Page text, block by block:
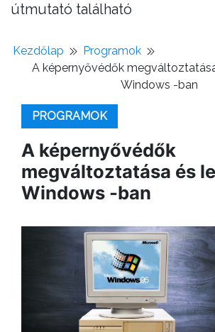
útmutató található
Kezdőlap
Programok
A képernyővédők
Windows -ban
PROGRAMOK
A képernyővédők
megváltoztatása és
Windows -ban